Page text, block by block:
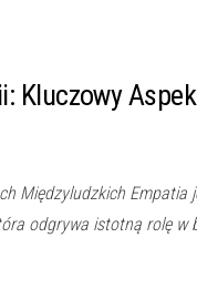
Kluczowy
Międzyludzkich Empatia
odgrywa istotną rolę w